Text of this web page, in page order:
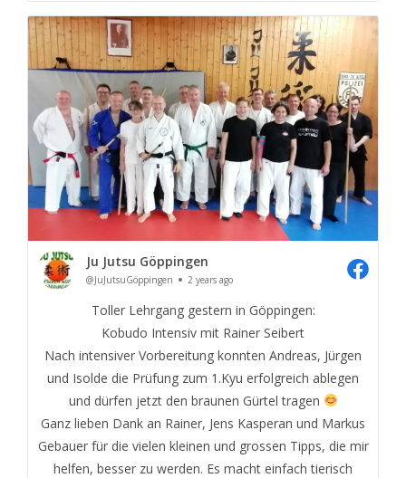
Ju Jutsu Göppingen
@JuJutsuGöppingen 2 years ago
Toller Lehrgang gestern in Göppingen:
Kobudo Intensiv mit Rainer Seibert
Nach intensiver Vorbereitung konnten Andreas, Jürgen
und Isolde die Prüfung zum 1.Kyu erfolgreich ablegen
und dürfen jetzt den braunen Gürtel tragen
Ganz lieben Dank an Rainer, Jens Kasperan und Markus
Gebauer für die vielen kleinen und grossen Tipps, die mir
helfen, besser zu werden. Es macht einfach tierisch